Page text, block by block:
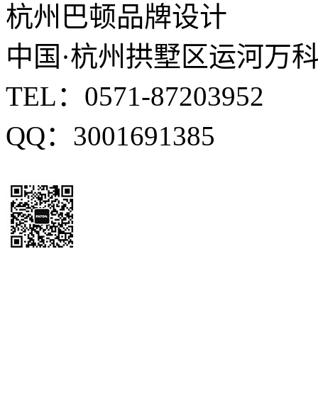
杭州巴顿品牌设计
中国·杭州拱墅区运河万
TEL：0571-87203952
QQ：3001691385